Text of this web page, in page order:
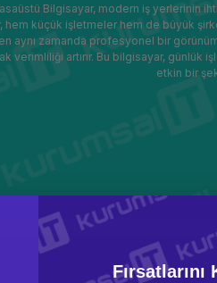
Bilgisayar, modern iş yerlerinin
küçük işletmeler hem de büyük
aynı zamanda profesyonel bir
verimliliği artırır. Bu bilgisayar,
etkin bir
Fırsatlarını